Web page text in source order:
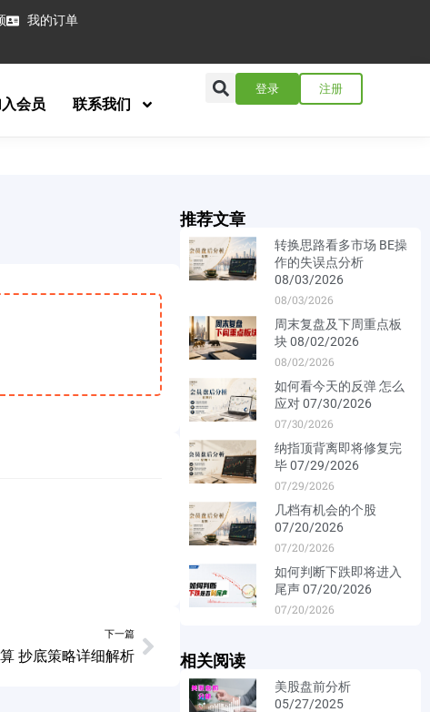
我的订单
会员 联系我们
登录 注册
下一篇
抄底策略详细解析
推荐文章
转换思路看多市场 BE操
作的失误点分析
08/03/2026
08/03/2026
周末复盘及下周重点板
块 08/02/2026
08/02/2026
如何看今天的反弹 怎么
应对 07/30/2026
07/30/2026
纳指顶背离即将修复完
毕 07/29/2026
07/29/2026
几档有机会的个股
07/20/2026
07/20/2026
如何判断下跌即将进入
尾声 07/20/2026
07/20/2026
相关阅读
美股盘前分析
05/27/2025